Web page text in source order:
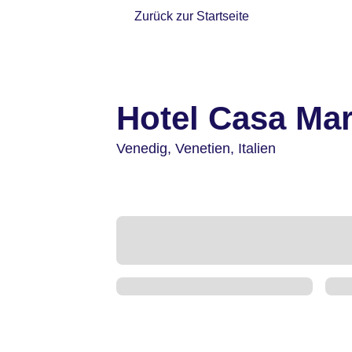
Zurück zur Startseite
Hotel Casa
Venedig, Venetien, Italien